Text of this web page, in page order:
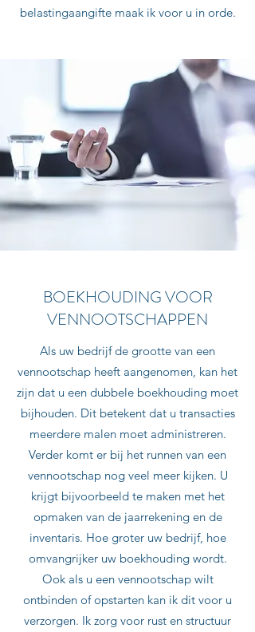
belastingaangifte maak ik voor u in orde.
BOEKHOUDING VOOR
VENNOOTSCHAPPEN
Als uw bedrijf de grootte van een
vennootschap heeft aangenomen, kan het
zijn dat u een dubbele boekhouding moet
bijhouden. Dit betekent dat u transacties
meerdere malen moet administreren.
Verder komt er bij het runnen van een
vennootschap nog veel meer kijken. U
krijgt bijvoorbeeld te maken met het
opmaken van de jaarrekening en de
inventaris. Hoe groter uw bedrijf, hoe
omvangrijker uw boekhouding wordt.
Ook als u een vennootschap wilt
ontbinden of opstarten kan ik dit voor u
verzorgen. Ik zorg voor rust en structuur